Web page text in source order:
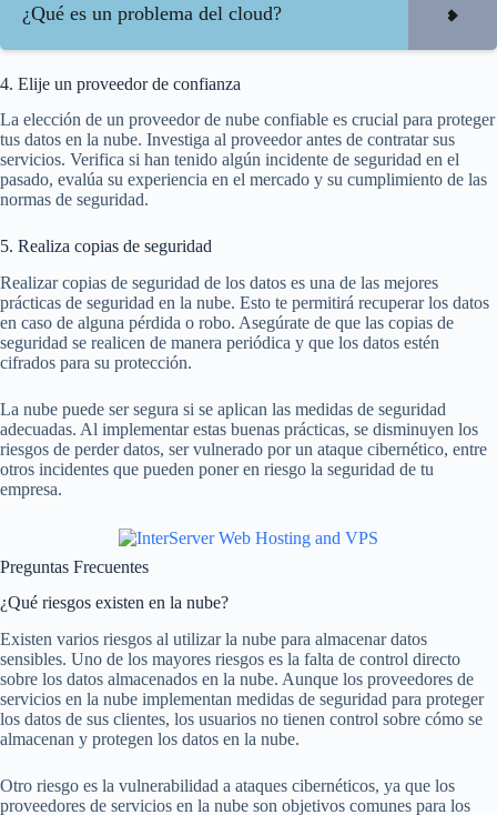
¿Qué es un problema del cloud?
4. Elije un proveedor de confianza
La elección de un proveedor de nube confiable es crucial para proteger
tus datos en la nube. Investiga al proveedor antes de contratar sus
servicios. Verifica si han tenido algún incidente de seguridad en el
pasado, evalúa su experiencia en el mercado y su cumplimiento de las
normas de seguridad.
5. Realiza copias de seguridad
Realizar copias de seguridad de los datos es una de las mejores
prácticas de seguridad en la nube. Esto te permitirá recuperar los datos
en caso de alguna pérdida o robo. Asegúrate de que las copias de
seguridad se realicen de manera periódica y que los datos estén
cifrados para su protección.
La nube puede ser segura si se aplican las medidas de seguridad
adecuadas. Al implementar estas buenas prácticas, se disminuyen los
riesgos de perder datos, ser vulnerado por un ataque cibernético, entre
otros incidentes que pueden poner en riesgo la seguridad de tu
empresa.
Preguntas Frecuentes
¿Qué riesgos existen en la nube?
Existen varios riesgos al utilizar la nube para almacenar datos
sensibles. Uno de los mayores riesgos es la falta de control directo
sobre los datos almacenados en la nube. Aunque los proveedores de
servicios en la nube implementan medidas de seguridad para proteger
los datos de sus clientes, los usuarios no tienen control sobre cómo se
almacenan y protegen los datos en la nube.
Otro riesgo es la vulnerabilidad a ataques cibernéticos, ya que los
proveedores de servicios en la nube son objetivos comunes para los